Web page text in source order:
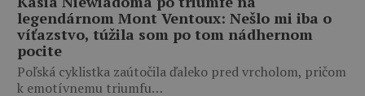
legendárnom Mont Ventoux: Nešlo mi iba o
víťazstvo, túžila som po tom nádhernom
pocite
Poľská cyklistka zaútočila ďaleko pred vrcholom, pričom
k emotívnemu triumfu…